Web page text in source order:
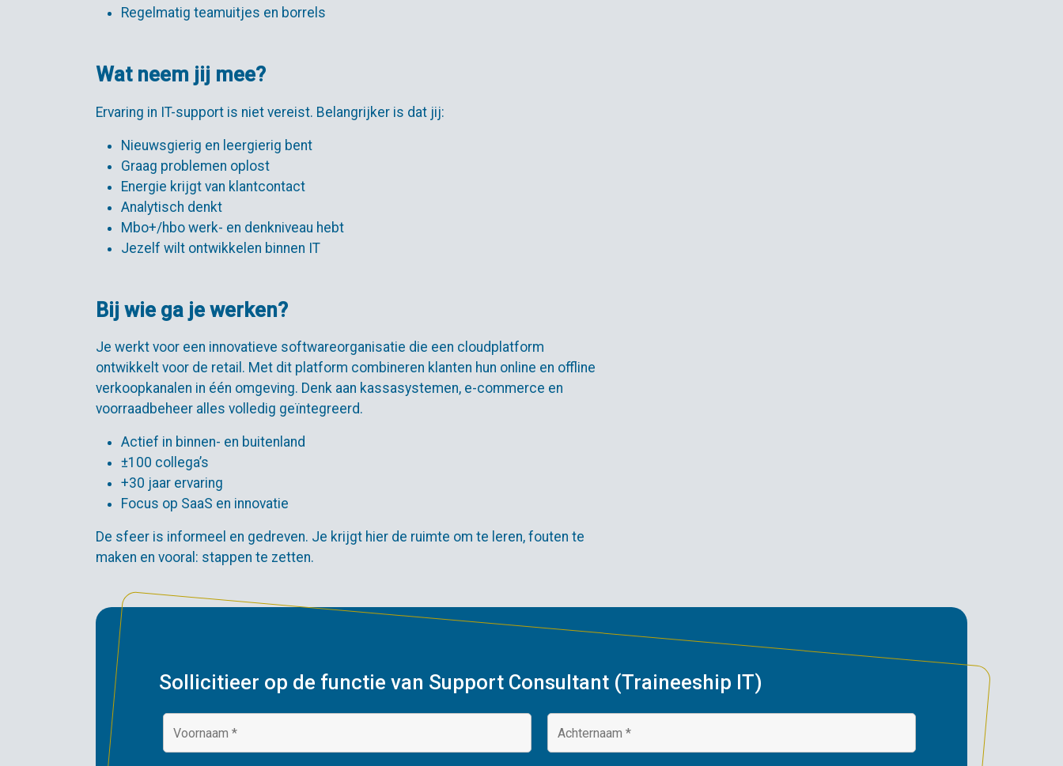
Regelmatig teamuitjes en borrels
Wat neem jij mee?
Ervaring in IT-support is niet vereist. Belangrijker is dat jij:
Nieuwsgierig en leergierig bent
Graag problemen oplost
Energie krijgt van klantcontact
Analytisch denkt
Mbo+/hbo werk- en denkniveau hebt
Jezelf wilt ontwikkelen binnen IT
Bij wie ga je werken?
Je werkt voor een innovatieve softwareorganisatie die een cloudplatform
ontwikkelt voor de retail. Met dit platform combineren klanten hun online en offline
verkoopkanalen in één omgeving. Denk aan kassasystemen, e-commerce en
voorraadbeheer alles volledig geïntegreerd.
Actief in binnen- en buitenland
±100 collega’s
+30 jaar ervaring
Focus op SaaS en innovatie
De sfeer is informeel en gedreven. Je krijgt hier de ruimte om te leren, fouten te
maken en vooral: stappen te zetten.
Sollicitieer op de functie van Support Consultant (Traineeship IT)